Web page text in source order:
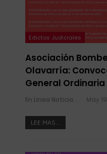
Edictos Judiciales
Asociación
Olavarría:
General Ordinaria
En Linea Noticias May
LEE MAS...